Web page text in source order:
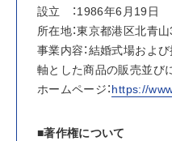
設立　：1986年6月19日
所在地：東京都港区北青
事業内容：結婚式場およ
軸とした商品の販売並び
ホームページ：https://
■著作権について